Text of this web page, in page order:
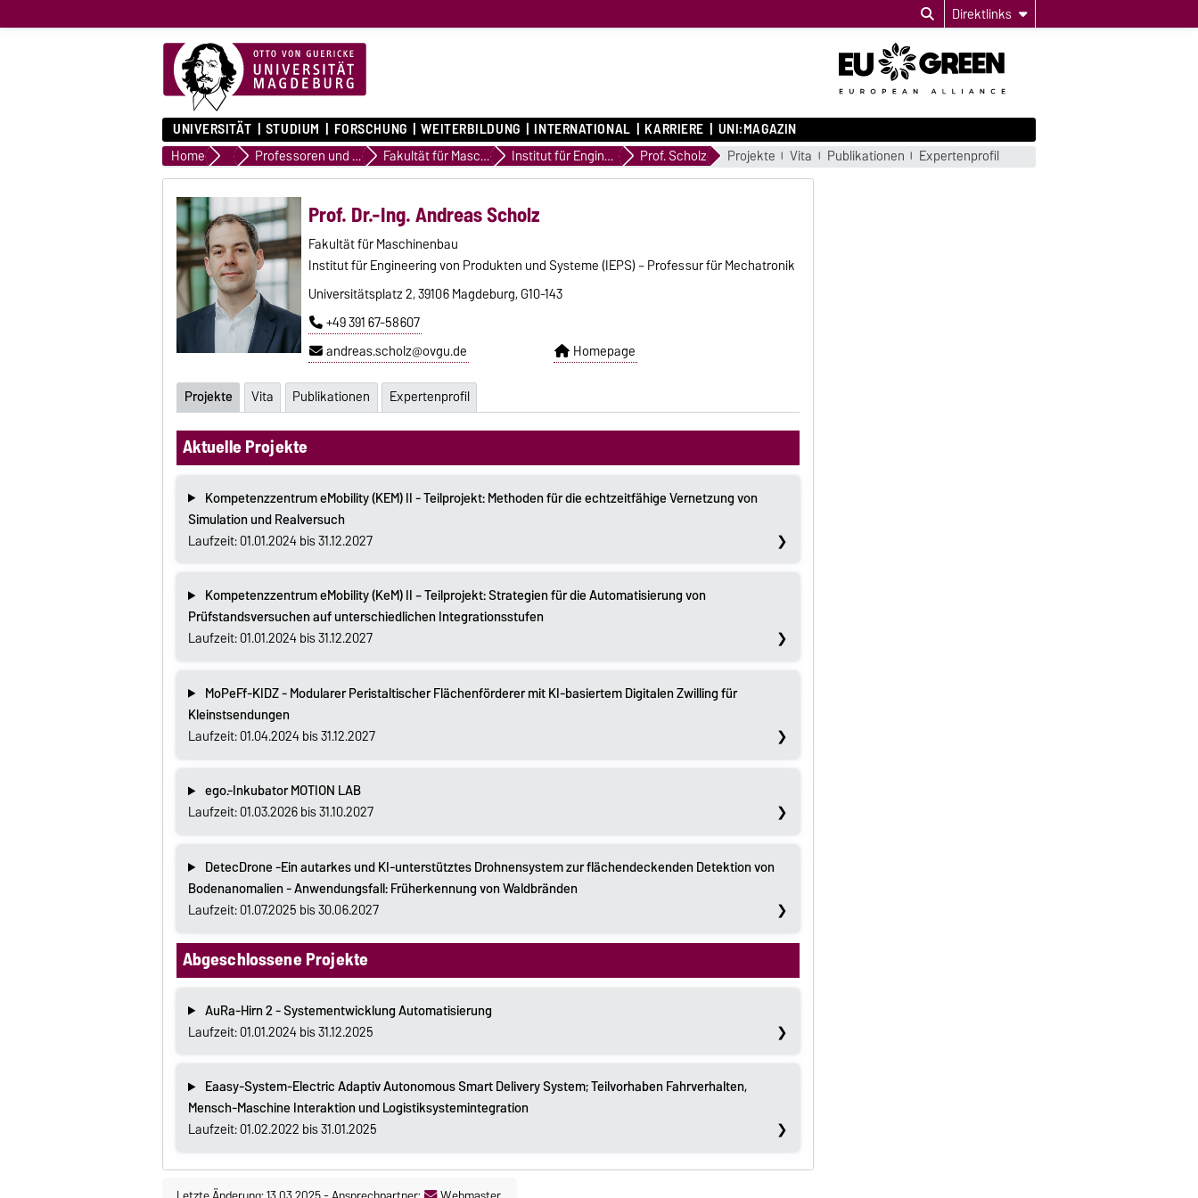
Direktlinks
UNIVERSITÄT STUDIUM FORSCHUNG WEITERBILDUNG INTERNATIONAL KARRIERE UNI:MAGAZIN
Home Forschungsprofil Professoren und Professorinnen Fakultät für Maschinenbau Institut für Engineering von Produkten und Systeme Prof. Scholz Projekte Vita Publikationen Expertenprofil
Prof. Dr.-Ing. Andreas Scholz
Fakultät für Maschinenbau
Institut für Engineering von Produkten und Systeme (IEPS) – Professur für Mechatronik
Universitätsplatz 2, 39106 Magdeburg, G10-143
+49 391 67-58607
andreas.scholz@ovgu.de
Homepage
Projekte Vita Publikationen Expertenprofil
Aktuelle Projekte
Kompetenzzentrum eMobility (KEM) II - Teilprojekt: Methoden für die echtzeitfähige Vernetzung von
Simulation und Realversuch
Laufzeit: 01.01.2024 bis 31.12.2027
Kompetenzzentrum eMobility (KeM) II – Teilprojekt: Strategien für die Automatisierung von
Prüfstandsversuchen auf unterschiedlichen Integrationsstufen
Laufzeit: 01.01.2024 bis 31.12.2027
MoPeFf-KIDZ - Modularer Peristaltischer Flächenförderer mit KI-basiertem Digitalen Zwilling für
Kleinstsendungen
Laufzeit: 01.04.2024 bis 31.12.2027
ego.-Inkubator MOTION LAB
Laufzeit: 01.03.2026 bis 31.10.2027
DetecDrone -Ein autarkes und KI-unterstütztes Drohnensystem zur flächendeckenden Detektion von
Bodenanomalien - Anwendungsfall: Früherkennung von Waldbränden
Laufzeit: 01.07.2025 bis 30.06.2027
Abgeschlossene Projekte
AuRa-Hirn 2 - Systementwicklung Automatisierung
Laufzeit: 01.01.2024 bis 31.12.2025
Eaasy-System-Electric Adaptiv Autonomous Smart Delivery System; Teilvorhaben Fahrverhalten,
Mensch-Maschine Interaktion und Logistiksystemintegration
Laufzeit: 01.02.2022 bis 31.01.2025